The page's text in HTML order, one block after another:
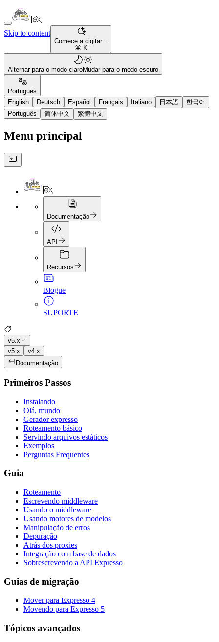
Skip to content
Comece a digitar...
⌘ K
Alternar para o modo claroMudar para o modo escuro
Português
English
Deutsch Español Français Italiano 日本語
한국어
Português
简体中文 繁體中文
Menu principal
Documentação
API
Recursos
Blogue
SUPORTE
v5.x
v5.x
v4.x
Documentação
Primeiros Passos
Instalando
Olá, mundo
Gerador expresso
Roteamento básico
Servindo arquivos estáticos
Exemplos
Perguntas Frequentes
Guia
Roteamento
Escrevendo middleware
Usando o middleware
Usando motores de modelos
Manipulação de erros
Depuração
Atrás dos proxies
Integração com base de dados
Sobrescrevendo a API Expresso
Guias de migração
Mover para Expresso 4
Movendo para Expresso 5
Tópicos avançados